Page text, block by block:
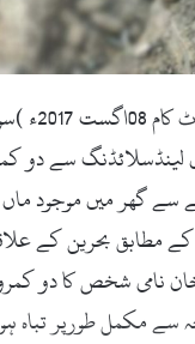
l
سوات (زما
لینڈسلائڈنگ سے دو
سے گھر میں موجود
کے مطابق بحرین کے
خان نامی شخص کا دو
سے مکمل طورپر تباہ